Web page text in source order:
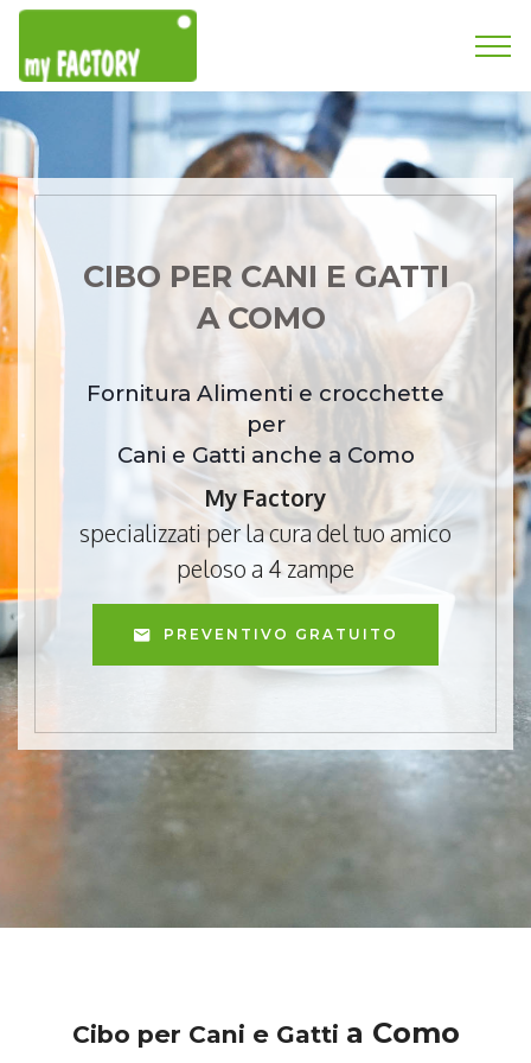
CIBO PER CANI E GATTI
A COMO
Fornitura Alimenti e crocchette
per
Cani e Gatti anche a Como
My Factory
specializzati per la cura del tuo amico
peloso a 4 zampe
PREVENTIVO GRATUITO
Cibo per Cani e Gatti a Como